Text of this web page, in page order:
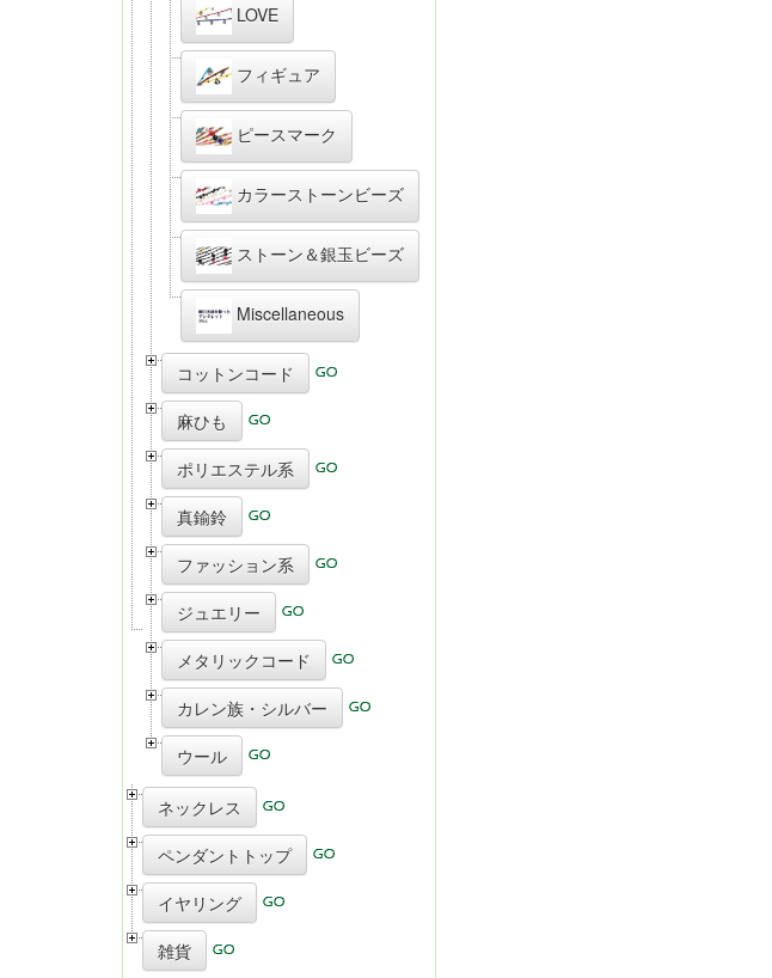
LOVE
フィギュア
ピースマーク
カラーストーンビーズ
ストーン＆銀玉ビーズ
Miscellaneous
コットンコード
麻ひも
ポリエステル系
真鍮鈴
ファッション系
ジュエリー
メタリックコード
カレン族・シルバー
ウール
ネックレス
ペンダントトップ
イヤリング
雑貨